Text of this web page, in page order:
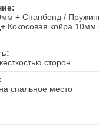
+ Спанбонд /
Кокосовая койра 10мм
сторон
спальное место